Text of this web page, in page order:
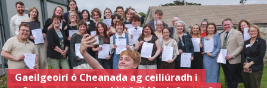
Gaeilgeoirí ó Cheanada ag ceiliúradh i